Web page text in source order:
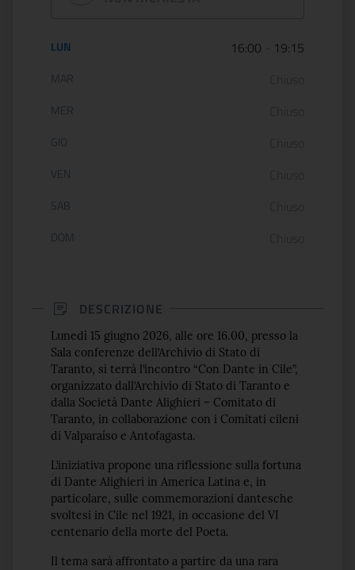
Orario di apertura:
LUN 16:00 19:15
MAR
MER
GIO
VEN
SAB
DOM
DESCRIZIONE
Lunedì 15 giugno 2026, alle ore 16.00, presso la
Sala conferenze dell’Archivio di Stato di
Taranto, si terrà l’incontro “Con Dante in Cile”,
organizzato dall’Archivio di Stato di Taranto e
dalla Società Dante Alighieri – Comitato di
Taranto, in collaborazione con i Comitati cileni
di Valparaíso e Antofagasta.
L’iniziativa propone una riflessione sulla fortuna
di Dante Alighieri in America Latina e, in
particolare, sulle commemorazioni dantesche
svoltesi in Cile nel 1921, in occasione del VI
centenario della morte del Poeta.
Il tema sarà affrontato a partire da una rara